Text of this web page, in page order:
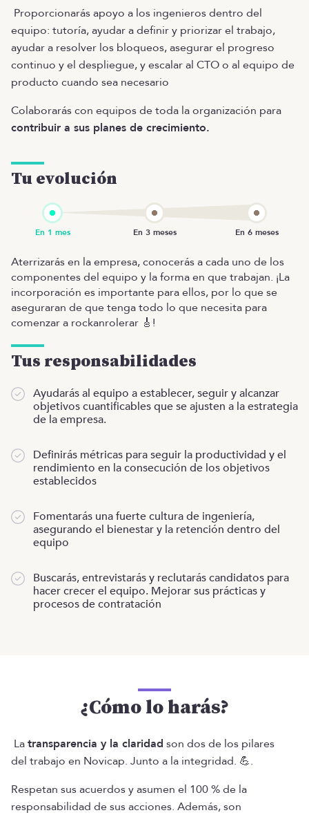
Proporcionarás apoyo a los ingenieros dentro del
equipo: tutoría, ayudar a definir y priorizar el trabajo,
ayudar a resolver los bloqueos, asegurar el progreso
continuo y el despliegue, y escalar al CTO o al equipo de
producto cuando sea necesario
Colaborarás con equipos de toda la organización para
contribuir a sus planes de crecimiento.
Tu evolución
Aterrizarás en la empresa, conocerás a cada uno de los
componentes del equipo y la forma en que trabajan. ¡La
incorporación es importante para ellos, por lo que se
aseguraran de que tenga todo lo que necesita para
comenzar a rockanrolerar 🎸!
Tus responsabilidades
Ayudarás al equipo a establecer, seguir y alcanzar
objetivos cuantificables que se ajusten a la estrategia
de la empresa.
Definirás métricas para seguir la productividad y el
rendimiento en la consecución de los objetivos
establecidos
Fomentarás una fuerte cultura de ingeniería,
asegurando el bienestar y la retención dentro del
equipo
Buscarás, entrevistarás y reclutarás candidatos para
hacer crecer el equipo. Mejorar sus prácticas y
procesos de contratación
¿Cómo lo harás?
Latransparencia y la claridad son dos de los pilares
del trabajo en Novicap. Junto a la integridad. 💪.
Respetan sus acuerdos y asumen el 100 % de la
responsabilidad de sus acciones. Además, son